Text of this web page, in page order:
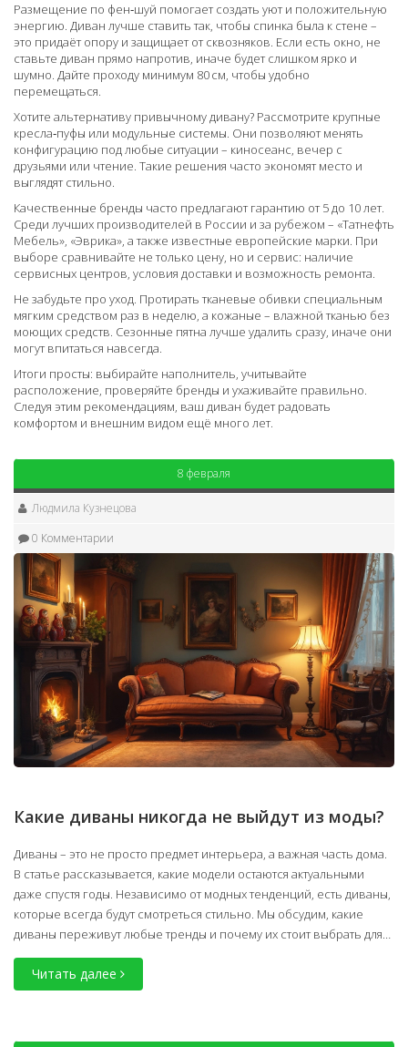
Размещение по фен‑шуй помогает создать уют и положительную
энергию. Диван лучше ставить так, чтобы спинка была к стене –
это придаёт опору и защищает от сквозняков. Если есть окно, не
ставьте диван прямо напротив, иначе будет слишком ярко и
шумно. Дайте проходу минимум 80 см, чтобы удобно
перемещаться.
Хотите альтернативу привычному дивану? Рассмотрите крупные
кресла‑пуфы или модульные системы. Они позволяют менять
конфигурацию под любые ситуации – киносеанс, вечер с
друзьями или чтение. Такие решения часто экономят место и
выглядят стильно.
Качественные бренды часто предлагают гарантию от 5 до 10 лет.
Среди лучших производителей в России и за рубежом – «Татнефть
Мебель», «Эврика», а также известные европейские марки. При
выборе сравнивайте не только цену, но и сервис: наличие
сервисных центров, условия доставки и возможность ремонта.
Не забудьте про уход. Протирать тканевые обивки специальным
мягким средством раз в неделю, а кожаные – влажной тканью без
моющих средств. Сезонные пятна лучше удалить сразу, иначе они
могут впитаться навсегда.
Итоги просты: выбирайте наполнитель, учитывайте
расположение, проверяйте бренды и ухаживайте правильно.
Следуя этим рекомендациям, ваш диван будет радовать
комфортом и внешним видом ещё много лет.
8 февраля
Людмила Кузнецова
0 Комментарии
Какие диваны никогда не выйдут из моды?
Диваны – это не просто предмет интерьера, а важная часть дома.
В статье рассказывается, какие модели остаются актуальными
даже спустя годы. Независимо от модных тенденций, есть диваны,
которые всегда будут смотреться стильно. Мы обсудим, какие
диваны переживут любые тренды и почему их стоит выбрать для
вашего дома.
Читать далее